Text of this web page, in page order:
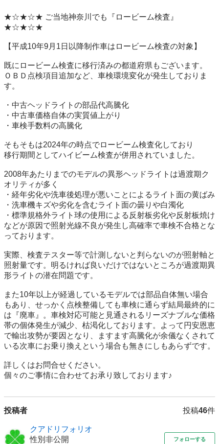
★☆★☆★ ご当地神奈川でも『ロービーム検査』
★☆★☆★
【平成10年9月1日以降制作車はロービーム検査の対象】
既にロービーム検査に移行済みの都道府県もございます。
ＯＢＤ点検項目追加など、車検環境変化が発生しておりま
す。
・中古ヘッドライトの部品代高騰化
・中古車価格自体の実質値上がり
・車検手数料の高騰化
そもそもは2024年の時点でロービーム検査化しており
移行期間としてハイビーム検査が併用されていました。
2008年あたりまでのモデルの異形ヘッドライトは過渡期ク
オリティが多く
・経年劣化や洗車後処理が悪いことによるライト面の黄ばみ
・洗車機キズや劣化を含むライト面の曇りや白濁化
・標準規格外ライト球の使用による反射板劣化や反射板焼け
などが原因で照射光線不良が発生し高確率で車検不合格とな
っております。
実際、検査テスター等で計測しないと判らないのが照射軸と
照射量です。明るければ良いだけではないところが過渡期異
形ライトの潜在問題です。
また10年以上が経過しているモデルでは部品自体無い場合
もあり、せっかく点検整備しても車検に通らず結局最終的に
は『廃車』。車検対応可能と見通されるリーズナブルな価格
帯の個体発生が減少、枯渇化しております。よって円安恩恵
で輸出攻勢が要因となり、ますます高騰化が余儀なくされて
いる次車にお乗り換えという場合も無きにしもあらずです。
詳しくはお問合せください。
個々のご事情に合わせてお承り致しております♪
投稿者 投稿46件
クアドリフォリオ
性別非公開
フォローする